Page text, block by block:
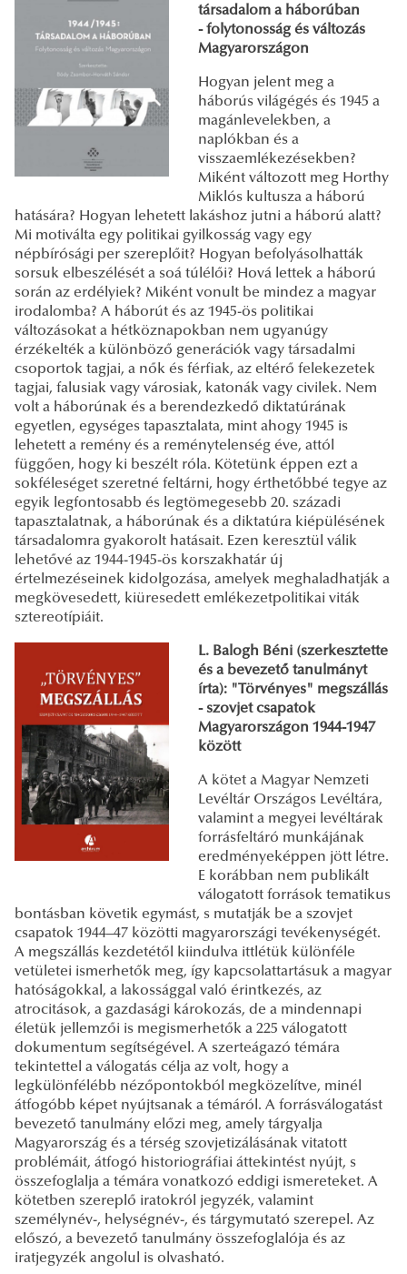
társadalom a háborúban
- folytonosság és változás
Magyarországon
Hogyan jelent meg a
háborús világégés és 1945 a
magánlevelekben, a
naplókban és a
visszaemlékezésekben?
Miként változott meg Horthy
Miklós kultusza a háború
hatására? Hogyan lehetett lakáshoz jutni a háború alatt?
Mi motiválta egy politikai gyilkosság vagy egy
népbírósági per szereplőit? Hogyan befolyásolhatták
sorsuk elbeszélését a soá túlélői? Hová lettek a háború
során az erdélyiek? Miként vonult be mindez a magyar
irodalomba? A háborút és az 1945-ös politikai
változásokat a hétköznapokban nem ugyanúgy
érzékelték a különböző generációk vagy társadalmi
csoportok tagjai, a nők és férfiak, az eltérő felekezetek
tagjai, falusiak vagy városiak, katonák vagy civilek. Nem
volt a háborúnak és a berendezkedő diktatúrának
egyetlen, egységes tapasztalata, mint ahogy 1945 is
lehetett a remény és a reménytelenség éve, attól
függően, hogy ki beszélt róla. Kötetünk éppen ezt a
sokféleséget szeretné feltárni, hogy érthetőbbé tegye az
egyik legfontosabb és legtömegesebb 20. századi
tapasztalatnak, a háborúnak és a diktatúra kiépülésének
társadalomra gyakorolt hatásait. Ezen keresztül válik
lehetővé az 1944-1945-ös korszakhatár új
értelmezéseinek kidolgozása, amelyek meghaladhatják a
megkövesedett, kiüresedett emlékezetpolitikai viták
sztereotípiáit.
L. Balogh Béni (szerkesztette
és a bevezető tanulmányt
írta): "Törvényes" megszállás
- szovjet csapatok
Magyarországon 1944-1947
között
A kötet a Magyar Nemzeti
Levéltár Országos Levéltára,
valamint a megyei levéltárak
forrásfeltáró munkájának
eredményeképpen jött létre.
E korábban nem publikált
válogatott források tematikus
bontásban követik egymást, s mutatják be a szovjet
csapatok 1944–47 közötti magyarországi tevékenységét.
A megszállás kezdetétől kiindulva ittlétük különféle
vetületei ismerhetők meg, így kapcsolattartásuk a magyar
hatóságokkal, a lakossággal való érintkezés, az
atrocitások, a gazdasági károkozás, de a mindennapi
életük jellemzői is megismerhetők a 225 válogatott
dokumentum segítségével. A szerteágazó témára
tekintettel a válogatás célja az volt, hogy a
legkülönfélébb nézőpontokból megközelítve, minél
átfogóbb képet nyújtsanak a témáról. A forrásválogatást
bevezető tanulmány előzi meg, amely tárgyalja
Magyarország és a térség szovjetizálásának vitatott
problémáit, átfogó historiográfiai áttekintést nyújt, s
összefoglalja a témára vonatkozó eddigi ismereteket. A
kötetben szereplő iratokról jegyzék, valamint
személynév-, helységnév-, és tárgymutató szerepel. Az
előszó, a bevezető tanulmány összefoglalója és az
iratjegyzék angolul is olvasható.